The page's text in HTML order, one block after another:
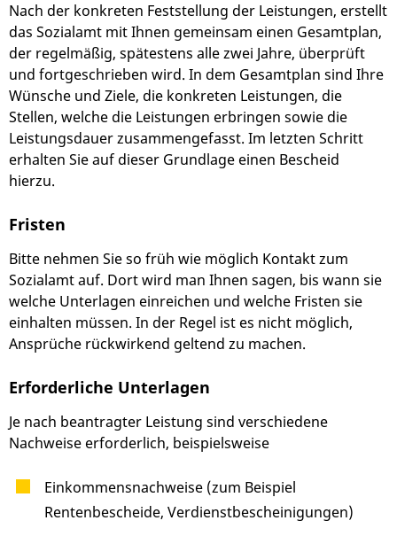
Nach der konkreten Feststellung der Leistungen, erstellt
das Sozialamt mit Ihnen gemeinsam einen Gesamtplan,
der regelmäßig, spätestens alle zwei Jahre, überprüft
und fortgeschrieben wird. In dem Gesamtplan sind Ihre
Wünsche und Ziele, die konkreten Leistungen, die
Stellen, welche die Leistungen erbringen sowie die
Leistungsdauer zusammengefasst. Im letzten Schritt
erhalten Sie auf dieser Grundlage einen Bescheid
hierzu.
Fristen
Bitte nehmen Sie so früh wie möglich Kontakt zum
Sozialamt auf. Dort wird man Ihnen sagen, bis wann sie
welche Unterlagen einreichen und welche Fristen sie
einhalten müssen. In der Regel ist es nicht möglich,
Ansprüche rückwirkend geltend zu machen.
Erforderliche Unterlagen
Je nach beantragter Leistung sind verschiedene
Nachweise erforderlich, beispielsweise
Einkommensnachweise (zum Beispiel
Rentenbescheide, Verdienstbescheinigungen)